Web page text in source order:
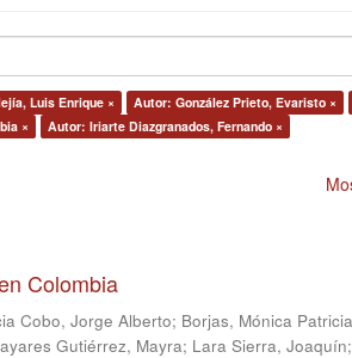
Luis Enrique × Autor: González Prieto, Evaristo ×
×
Autor: Iriarte Diazgranados, Fernando ×
Colombia
Cobo, Jorge Alberto; Borjas, Mónica Patricia
Gutiérrez, Mayra; Lara Sierra, Joaquín;